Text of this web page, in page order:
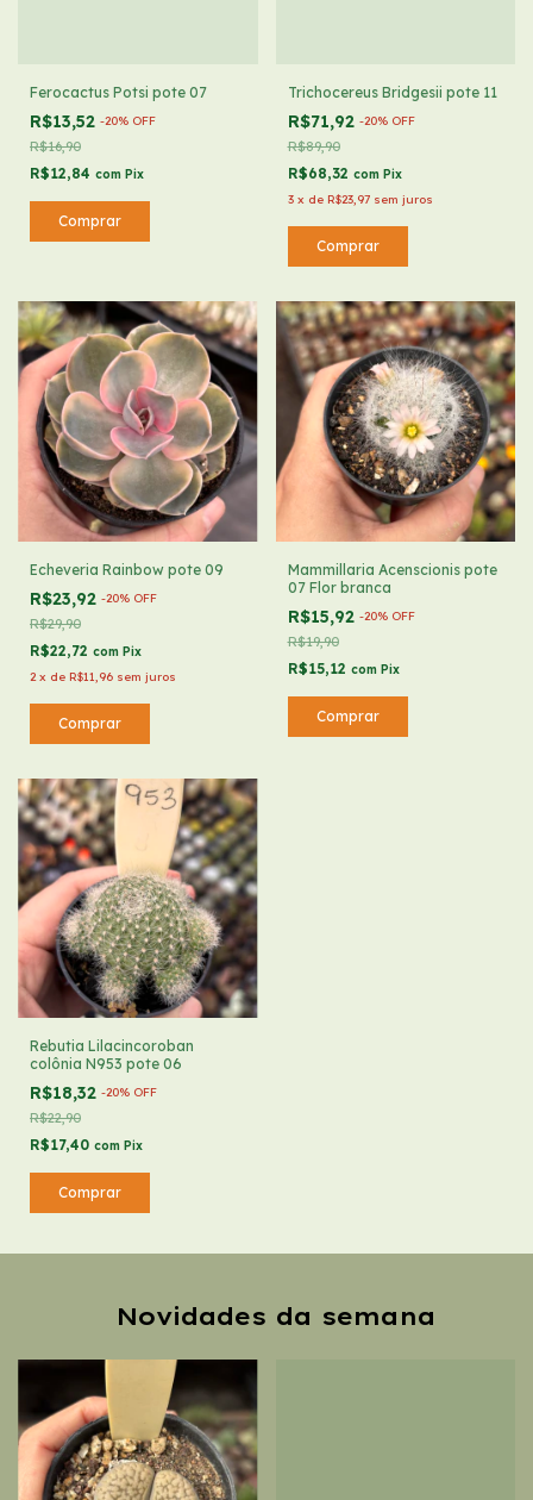
Ferocactus Potsi pote 07
R$13,52 -20% OFF
R$16,90
R$12,84 com Pix
Trichocereus Bridgesii pote 11
R$71,92 -20% OFF
R$89,90
R$68,32 com Pix
3 x de R$23,97 sem juros
Echeveria Rainbow pote 09
R$23,92 -20% OFF
R$29,90
R$22,72 com Pix
2 x de R$11,96 sem juros
Mammillaria Acenscionis pote
07 Flor branca
R$15,92 -20% OFF
R$19,90
R$15,12 com Pix
Rebutia Lilacincoroban
colônia N953 pote 06
R$18,32 -20% OFF
R$22,90
R$17,40 com Pix
Novidades da semana